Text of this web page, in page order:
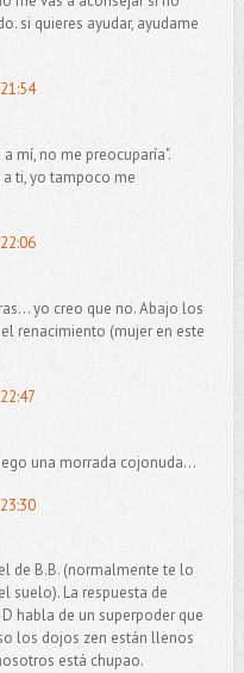
si quieres ayudar, ayudame
mí, no me preocuparía".
ti, yo tampoco me
yo creo que no. Abajo los
renacimiento (mujer en este
una morrada cojonuda...
de B.B. (normalmente te lo
suelo). La respuesta de
habla de un superpoder que
los dojos zen están llenos
está chupao.